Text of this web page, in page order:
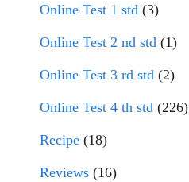
Online Test 1 std (3)
Online Test 2 nd std (1)
Online Test 3 rd std (2)
Online Test 4 th std (226)
Recipe (18)
Reviews (16)